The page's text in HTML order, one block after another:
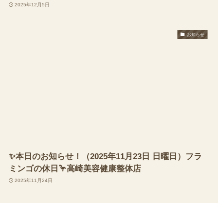
2025年12月5日
お知らせ
✨本日のお知らせ！（2025年11月23日 日曜日）フラ
ミンゴの休日🦩高崎美容健康整体店
2025年11月24日